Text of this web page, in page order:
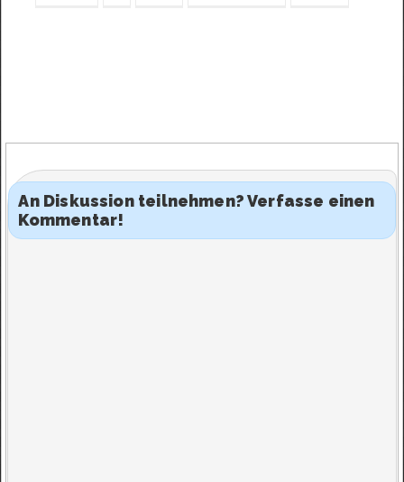
An Diskussion teilnehmen? Verfasse einen
Kommentar!